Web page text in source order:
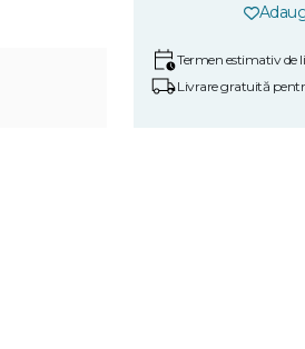
Termen estimativ de
Livrare gratuită